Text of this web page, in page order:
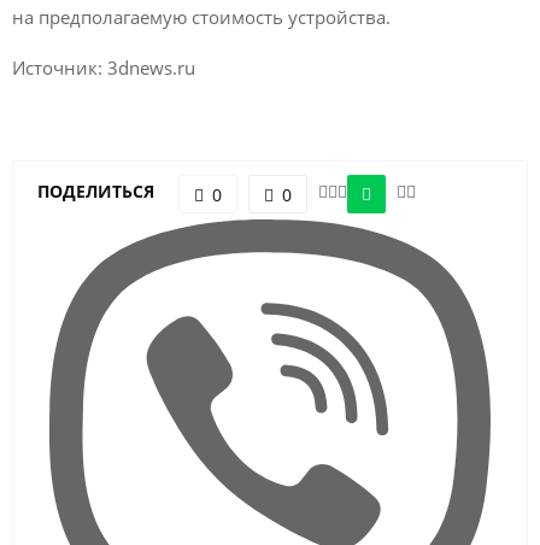
на предполагаемую стоимость устройства.
Источник: 3dnews.ru
ПОДЕЛИТЬСЯ 0 0